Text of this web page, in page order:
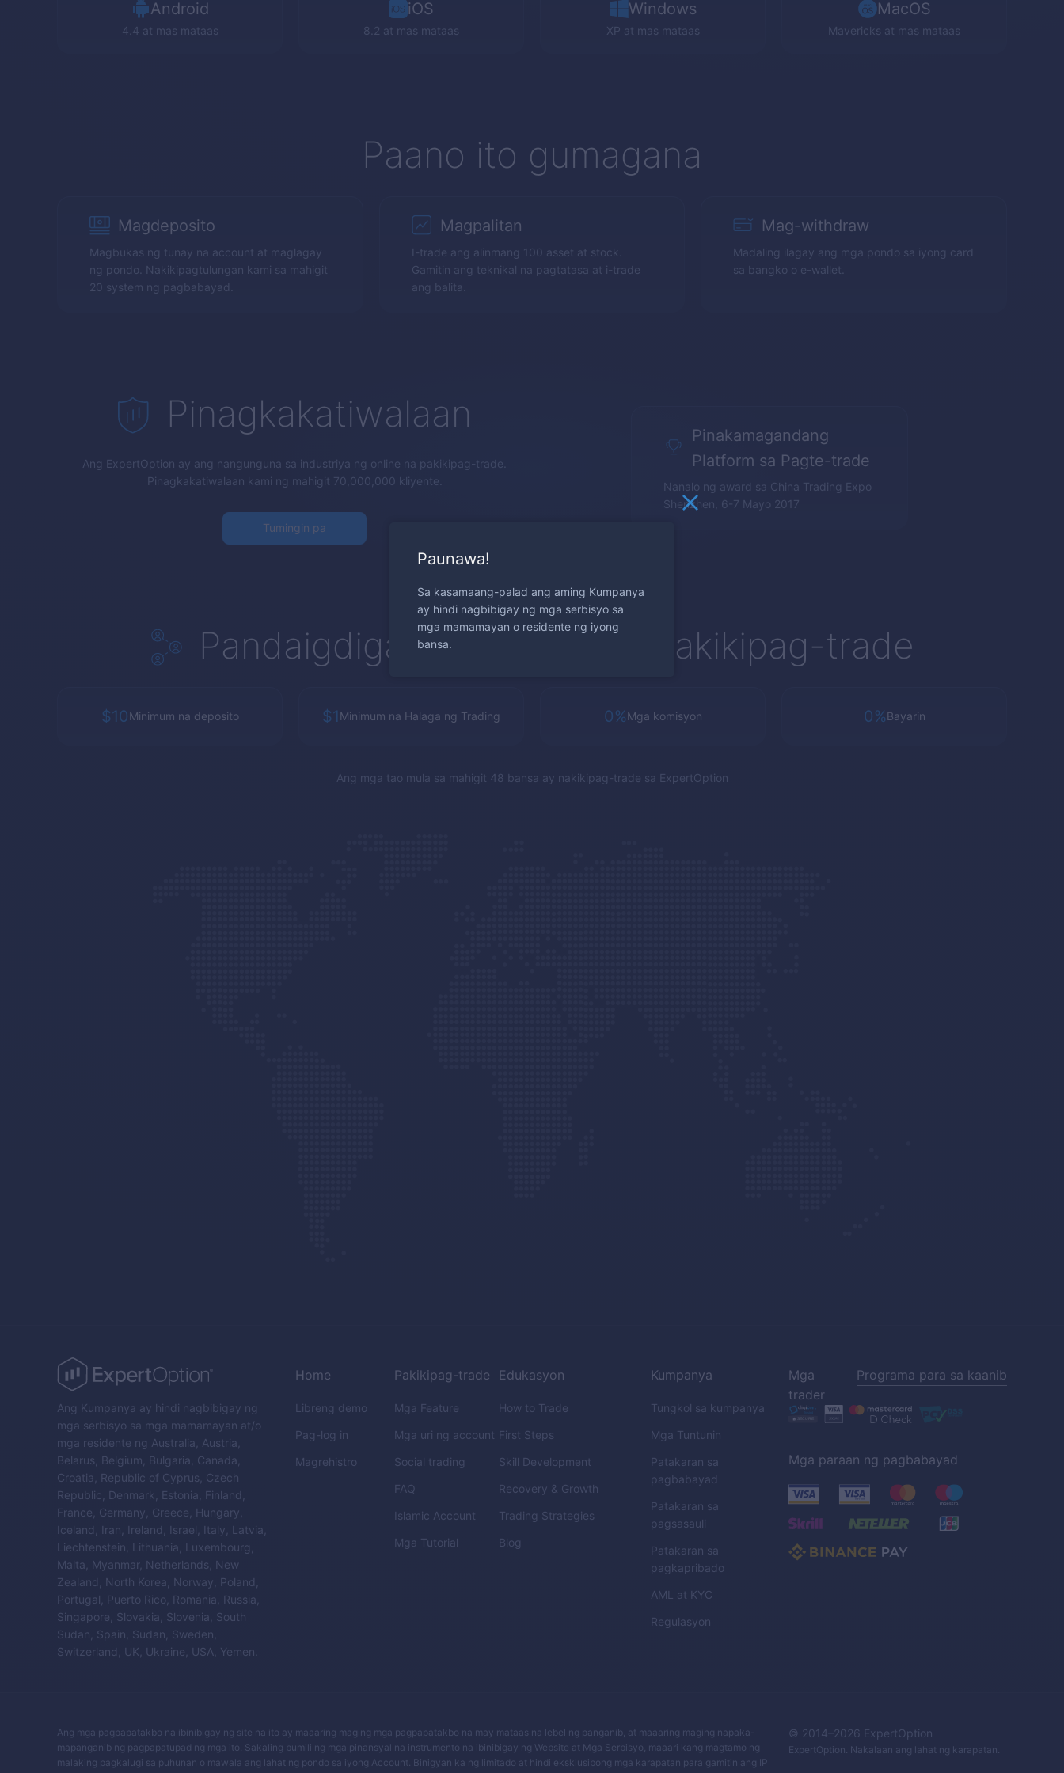
Android
4.4 at mas mataas
iOS
8.2 at mas mataas
Windows
XP at mas mataas
MacOS
Mavericks at mas mataas
Paano ito gumagana
Magdeposito
Magbukas ng tunay na account at maglagay
ng pondo. Nakikipagtulungan kami sa mahigit
20 system ng pagbabayad.
Magpalitan
I-trade ang alinmang 100 asset at stock.
Gamitin ang teknikal na pagtatasa at i-trade
ang balita.
Mag-withdraw
Madaling ilagay ang mga pondo sa iyong card
sa bangko o e-wallet.
Pinagkakatiwalaan
Ang ExpertOption ay ang nangunguna sa industriya ng online na pakikipag-trade.
Pinagkakatiwalaan kami ng mahigit 70,000,000 kliyente.
Tumingin pa
Pinakamagandang
Platform sa Pagte-trade
Nanalo ng award sa China Trading Expo
Shenzhen, 6-7 Mayo 2017
Pandaigdigang platform sa pakikipag-trade
$10Minimum na deposito $1Minimum na Halaga ng Trading 0%Mga komisyon 0%Bayarin
Ang mga tao mula sa mahigit 48 bansa ay nakikipag-trade sa ExpertOption
Ang Kumpanya ay hindi nagbibigay ng
mga serbisyo sa mga mamamayan at/o
mga residente ng Australia, Austria,
Belarus, Belgium, Bulgaria, Canada,
Croatia, Republic of Cyprus, Czech
Republic, Denmark, Estonia, Finland,
France, Germany, Greece, Hungary,
Iceland, Iran, Ireland, Israel, Italy, Latvia,
Liechtenstein, Lithuania, Luxembourg,
Malta, Myanmar, Netherlands, New
Zealand, North Korea, Norway, Poland,
Portugal, Puerto Rico, Romania, Russia,
Singapore, Slovakia, Slovenia, South
Sudan, Spain, Sudan, Sweden,
Switzerland, UK, Ukraine, USA, Yemen.
Home
Libreng demo
Pag-log in
Magrehistro
Pakikipag-trade
Mga Feature
Mga uri ng account
Social trading
FAQ
Islamic Account
Mga Tutorial
Edukasyon
How to Trade
First Steps
Skill Development
Recovery & Growth
Trading Strategies
Blog
Kumpanya
Tungkol sa kumpanya
Mga Tuntunin
Patakaran sa
pagbabayad
Patakaran sa
pagsasauli
Patakaran sa
pagkapribado
AML
at KYC
Regulasyon
Mga
trader
Programa para sa kaanib
Mga paraan ng pagbabayad
Ang mga pagpapatakbo na ibinibigay ng site na ito ay maaaring maging mga pagpapatakbo na may mataas na lebel ng panganib, at maaaring maging napaka-
mapanganib ng pagpapatupad ng mga ito. Sakaling bumili ng mga pinansyal na instrumento na ibinibigay ng Website at Mga Serbisyo, maaari kang magtamo ng
malaking pagkalugi sa puhunan o mawala ang lahat ng pondo sa iyong Account. Binigyan ka ng limitado at hindi eksklusibong mga karapatan para gamitin ang IP
© 2014– 2026 ExpertOption
ExpertOption . Nakalaan ang lahat ng karapatan.
Paunawa!
Sa kasamaang-palad ang aming Kumpanya
ay hindi nagbibigay ng mga serbisyo sa
mga mamamayan o residente ng iyong
bansa.